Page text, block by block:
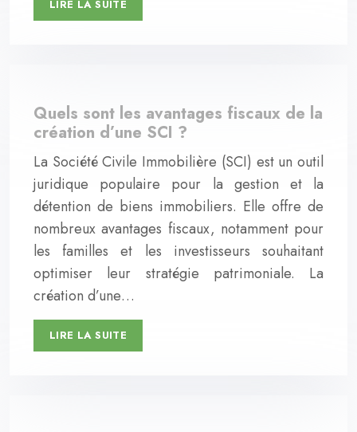
LIRE LA SUITE
Quels sont les avantages fiscaux de la
création d’une SCI ?
La Société Civile Immobilière (SCI) est un outil
juridique populaire pour la gestion et la
détention de biens immobiliers. Elle offre de
nombreux avantages fiscaux, notamment pour
les familles et les investisseurs souhaitant
optimiser leur stratégie patrimoniale. La
création d’une…
LIRE LA SUITE